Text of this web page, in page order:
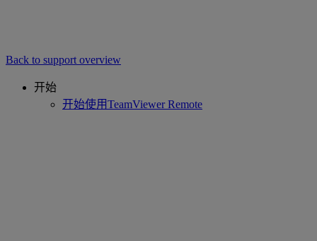
Back to support overview
开始
开始使用TeamViewer Remote